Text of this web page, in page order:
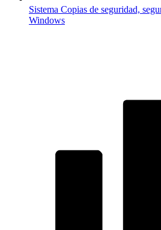
Sistema Copias de seguridad,
Windows